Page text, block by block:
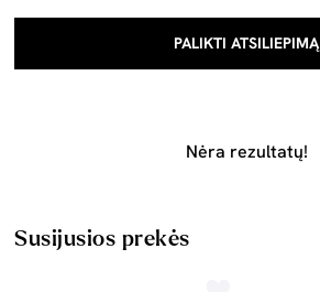
PALIKTI ATSILIEPIMĄ
Nėra rezultatų!
Susijusios prekės